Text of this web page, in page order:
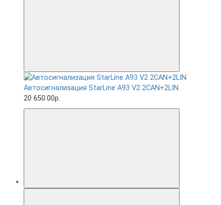
Автосигнализация StarLine A93 V2 2CAN+2LIN
20 650.00р.